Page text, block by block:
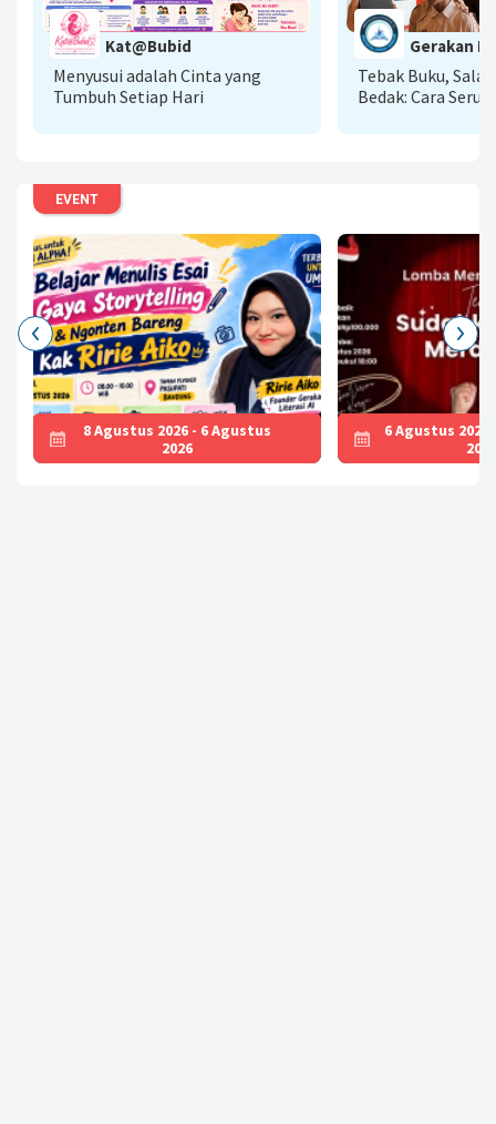
Kat@Bubid
Menyusui adalah Cinta yang
Tumbuh Setiap Hari
Gerakan
Tebak Buku,
Bedak: Cara Seru
EVENT
8 Agustus 2026 - 6 Agustus
2026
6 Agustus 2026
2026